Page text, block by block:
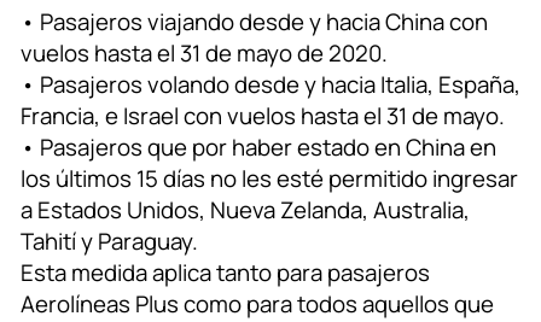
• Pasajeros viajando desde y hacia China con
vuelos hasta el 31 de mayo de 2020.
• Pasajeros volando desde y hacia Italia, España,
Francia, e Israel con vuelos hasta el 31 de mayo.
• Pasajeros que por haber estado en China en
los últimos 15 días no les esté permitido ingresar
a Estados Unidos, Nueva Zelanda, Australia,
Tahití y Paraguay.
Esta medida aplica tanto para pasajeros
Aerolíneas Plus como para todos aquellos que